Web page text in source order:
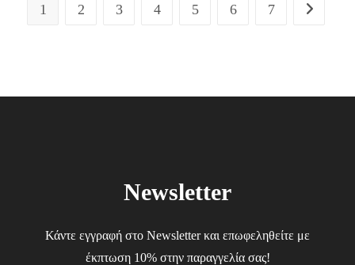
1 2 3 4 5 6 7
Newsletter
Κάντε εγγραφή στο Newsletter και επωφεληθείτε με
έκπτωση 10% στην παραγγελία σας!